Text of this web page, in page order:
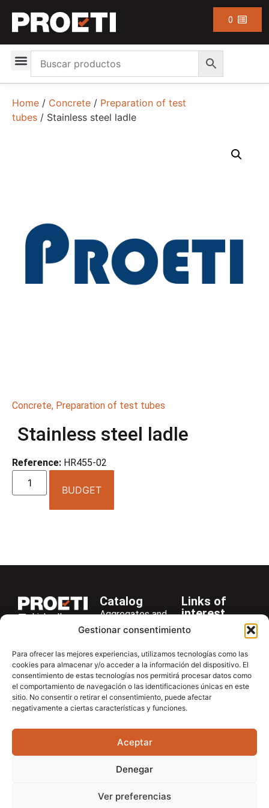
Gestionar consentimiento
Para ofrecer las mejores experiencias, utilizamos tecnologías como las
cookies para almacenar y/o acceder a la información del dispositivo. El
consentimiento de estas tecnologías nos permitirá procesar datos como
el comportamiento de navegación o las identificaciones únicas en este
sitio. No consentir o retirar el consentimiento, puede afectar
negativamente a ciertas características y funciones.
Aceptar
Denegar
Ver preferencias
0
Home / Concrete / Preparation of test
tubes / Stainless steel ladle
Concrete, Preparation of test tubes
Stainless steel ladle
Reference: HR455-02
BUDGET
LinkedIn
+34 916 28
29 40
proetisa@proetisa.com
Ctra de
Algete, Av
M-106, Km
Algete,
Catalog
Aggregates and
Rocks
Asphalt
Cements
Concrete
Soils
Soilmatic
Steels
Equipment
Links of
interest
Company
News
Newsletter
Download
Contac